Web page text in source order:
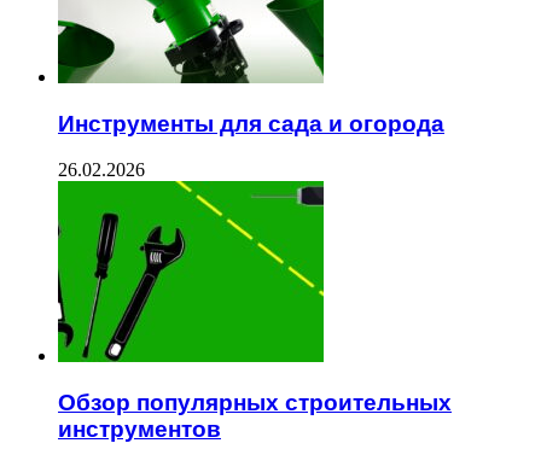
Инструменты для сада и огорода
26.02.2026
Обзор популярных строительных
инструментов